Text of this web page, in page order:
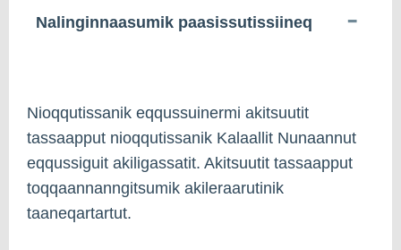
Nalinginnaasumik paasissutissiineq
Nioqqutissanik eqqussuinermi akitsuutit
tassaapput nioqqutissanik Kalaallit Nunaannut
eqqussiguit akiligassatit. Akitsuutit tassaapput
toqqaannanngitsumik akileraarutinik
taaneqartartut.